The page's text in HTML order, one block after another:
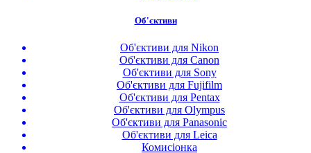
Об'єктиви
Об'єктиви для Nikon
Об'єктиви для Canon
Об'єктиви для Sony
Об'єктиви для Fujifilm
Об'єктиви для Pentax
Об'єктиви для Olympus
Об'єктиви для Panasonic
Об'єктиви для Leica
Комисіонка